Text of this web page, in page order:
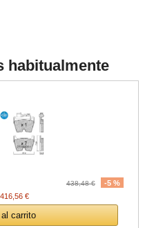
habitualmente
438,48 €
-5 %
416,56 €
carrito